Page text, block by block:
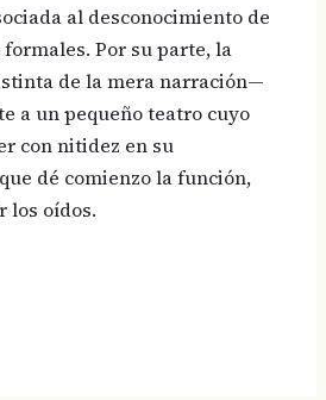
al desconocimiento de
Por su parte, la
de la mera narración—
a un pequeño teatro cuyo
con nitidez en su
dé comienzo la función,
los oídos.